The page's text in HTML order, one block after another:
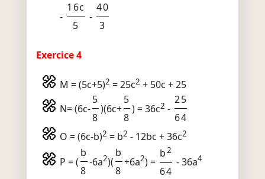
-
16c
5
-
40
3
Exercice 4
M = (5c+5)2 = 25c2 + 50c + 25
N= (6c-
5
8
)(6c+
5
8
) = 36c2 -
25
64
O = (6c-b)2 = b2 - 12bc + 36c2
P = (
b
8
-6a2)(
b
8
+6a2) =
b2
64
- 36a4